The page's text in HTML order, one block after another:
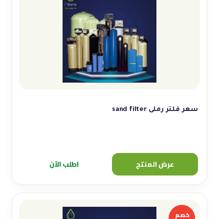
سعر فلتر رملى sand filter
عرض المنتج اطلب الآن
خصم